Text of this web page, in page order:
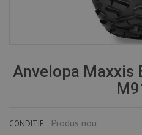
Anvelopa Maxxis
CONDITIE:
Produs nou